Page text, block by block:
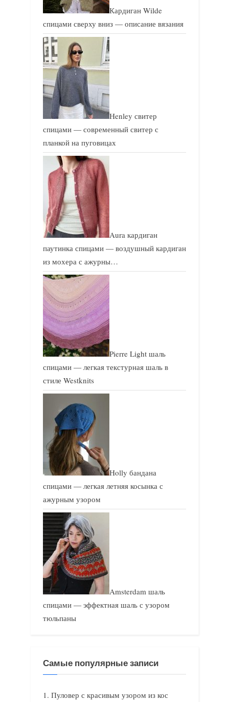
Кардиган Wilde
спицами сверху вниз — описание вязания
Henley свитер
спицами — современный свитер с
планкой на пуговицах
Aura кардиган
паутинка спицами — воздушный кардиган
из мохера с ажурны…
Pierre Light шаль
спицами — легкая текстурная шаль в
стиле Westknits
Holly бандана
спицами — легкая летняя косынка с
ажурным узором
Amsterdam шаль
спицами — эффектная шаль с узором
тюльпаны
Самые популярные записи
Пуловер с красивым узором из кос